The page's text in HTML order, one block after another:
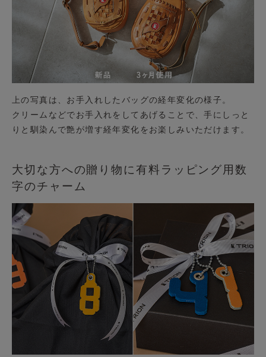
上の写真は、お手入れしたバッグの経年変化の様子。
クリームなどでお手入れをしてあげることで、手にしっと
りと馴染んで艶が増す経年変化をお楽しみいただけます。
大切な方への贈り物に有料ラッピング用数
字のチャーム